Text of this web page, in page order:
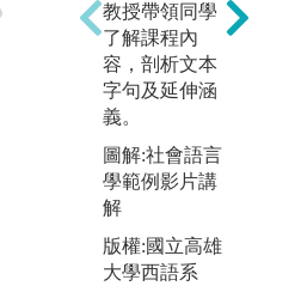
教授帶領同學
了解課程內
容，剖析文本
字句及延伸涵
義。
圖解:社會語言
學範例影片講
解
版權:國立高雄
大學西語系